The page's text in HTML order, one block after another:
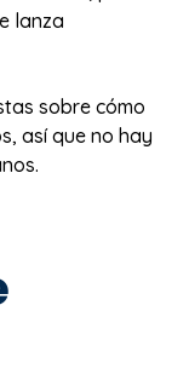
lanza
sobre cómo
así que no hay